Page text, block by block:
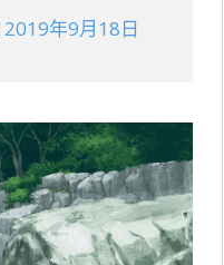
2019年9月18日